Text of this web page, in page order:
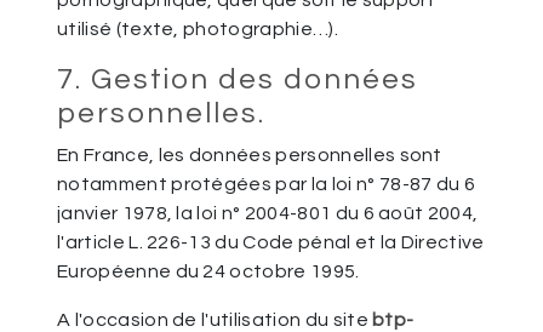
utilisé (texte, photographie…).
7. Gestion des données
personnelles.
En France, les données personnelles sont
notamment protégées par la loi n° 78-87 du 6
janvier 1978, la loi n° 2004-801 du 6 août 2004,
l'article L. 226-13 du Code pénal et la Directive
Européenne du 24 octobre 1995.
A l'occasion de l'utilisation du site btp-